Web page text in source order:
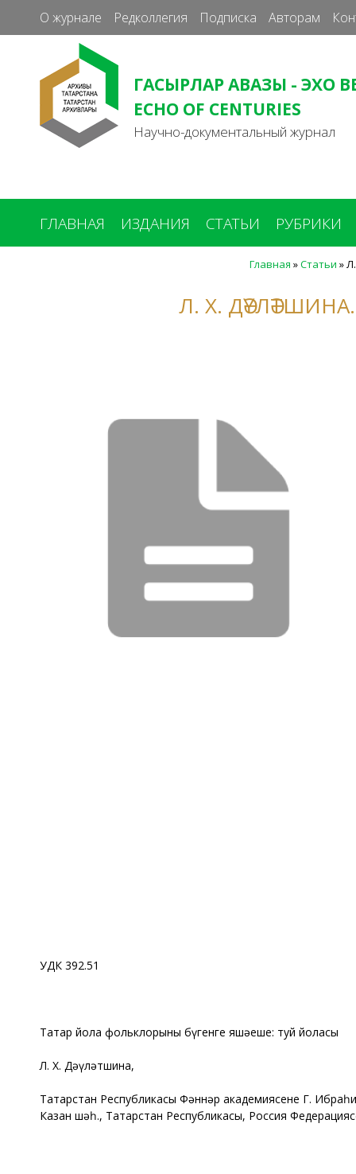
О журнале Редколлегия Подписка Авторам
ГАСЫРЛАР АВАЗЫ - ЭХО
ECHO OF CENTURIES
Научно-документальный журнал
ГЛАВНАЯ ИЗДАНИЯ СТАТЬИ РУБРИКИ
Главная »Статьи »
Л. Х.
УДК 392.51
Татар йола фольклорының бүгенге яшәеше: туй йоласы
Л. Х. Дәүләтшина,
Татарстан Республикасы Фәннәр академиясенең Г.
Казан шәһ., Татарстан Республикасы, Россия